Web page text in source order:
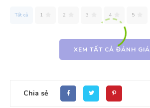
Tất cả 1 2 3 4 5
XEM TẤT CẢ ĐÁNH GIÁ
Chia sẻ